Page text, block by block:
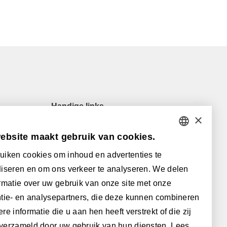
Handige links
Veelgestelde vragen
Downloads
Algemene (verkoops)voorwaarden
Met de steun van:
GERMAN
×
maakt gebruik van cookies.
cookies om inhoud en advertenties te
en om ons verkeer te analyseren. We delen
over uw gebruik van onze site met onze
en analysepartners, die deze kunnen combineren
informatie die u aan hen heeft verstrekt of die zij